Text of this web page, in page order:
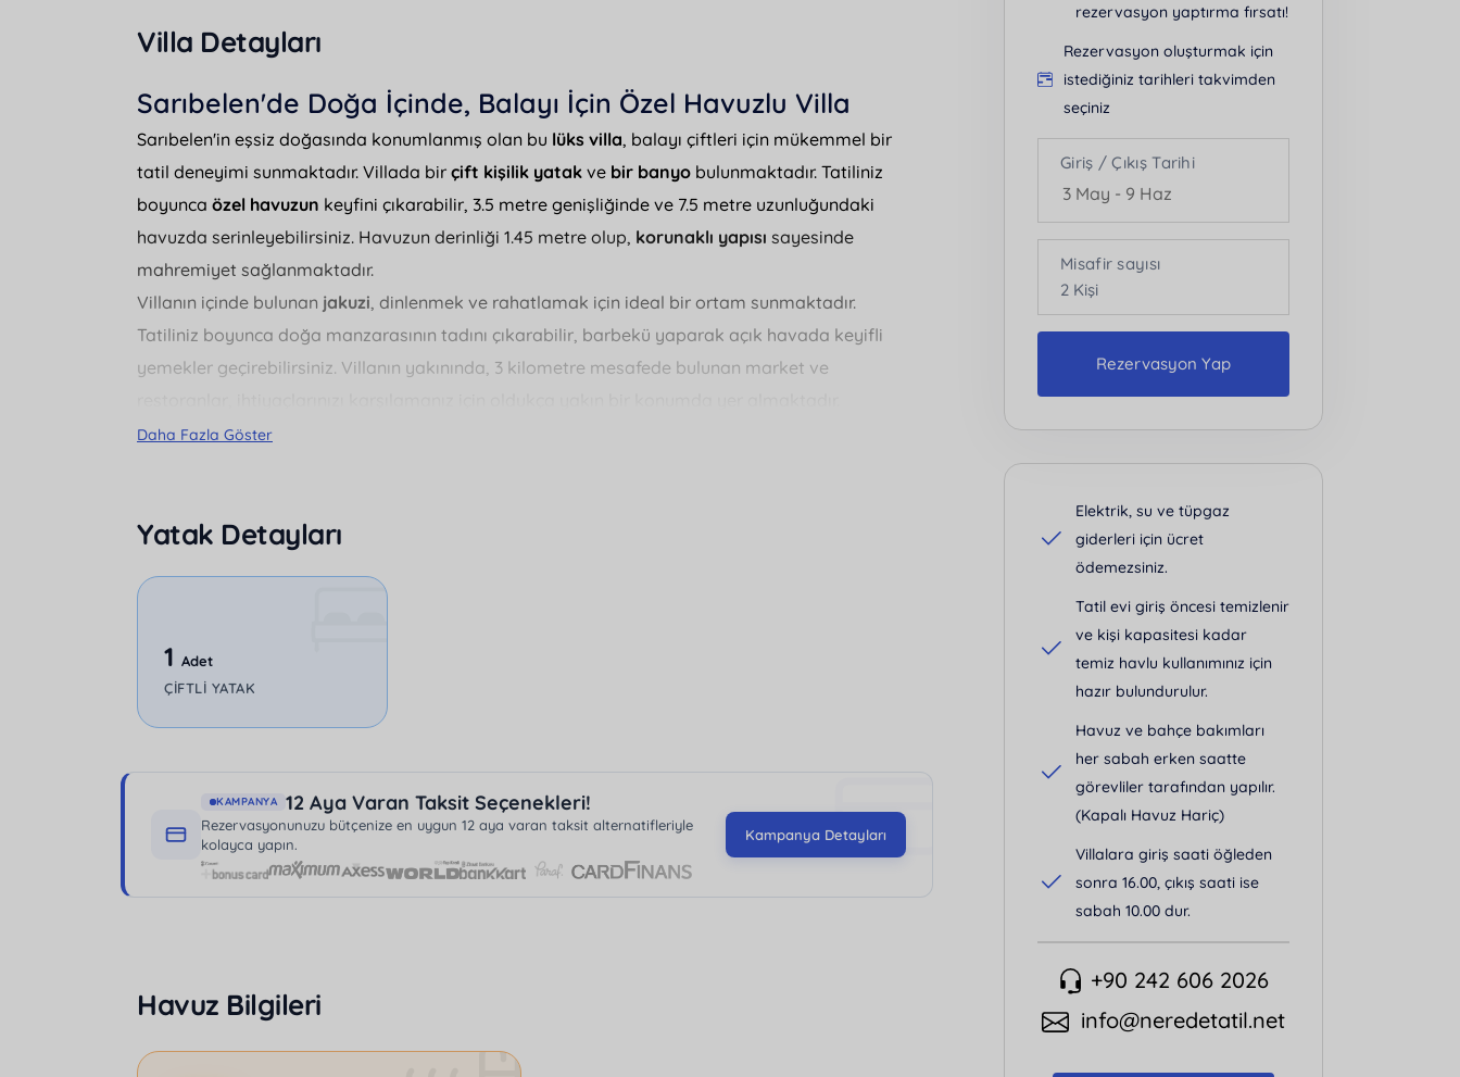
Villa Detayları
Sarıbelen'de Doğa İçinde, Balayı İçin Özel Havuzlu Villa
Sarıbelen'in eşsiz doğasında konumlanmış olan bu lüks villa, balayı çiftleri için mükemmel bir
tatil deneyimi sunmaktadır. Villada bir çift kişilik yatak ve bir banyo bulunmaktadır. Tatiliniz
boyunca özel havuzun keyfini çıkarabilir, 3.5 metre genişliğinde ve 7.5 metre uzunluğundaki
havuzda serinleyebilirsiniz. Havuzun derinliği 1.45 metre olup, korunaklı yapısı sayesinde
mahremiyet sağlanmaktadır.
Villanın içinde bulunan jakuzi , dinlenmek ve rahatlamak için ideal bir ortam sunmaktadır.
Tatiliniz boyunca doğa manzarasının tadını çıkarabilir, barbekü yaparak açık havada keyifli
yemekler geçirebilirsiniz. Villanın yakınında, 3 kilometre mesafede bulunan market ve
Sarıbelen, doğa ile iç içe bir ortamda tatil yapmayı sevenler için harika bir tercih sunar.
güvenle park edebilirsiniz.
isteyenler için mükemmel bir seçenektir. Unutulmaz anılar biriktireceğiniz bu özel villada tatilin
Daha Fazla Göster
Yatak Detayları
1 Adet
ÇIFTLI YATAK
KAMPANYA 12 Aya Varan Taksit Seçenekleri!
Rezervasyonunuzu bütçenize en uygun 12 aya varan taksit alternatifleriyle
kolayca yapın.
Kampanya Detayları
Havuz Bilgileri
rezervasyon yaptırma fırsatı!
Rezervasyon oluşturmak için
istediğiniz tarihleri takvimden
seçiniz
Giriş / Çıkış Tarihi
Misafir sayısı
2 Kişi
Kişi Sayısı
Rezervasyon Yap
Elektrik, su ve tüpgaz
giderleri için ücret
ödemezsiniz.
Tatil evi giriş öncesi temizlenir
ve kişi kapasitesi kadar
temiz havlu kullanımınız için
hazır bulundurulur.
Havuz ve bahçe bakımları
her sabah erken saatte
görevliler tarafından yapılır.
(Kapalı Havuz Hariç)
Villalara giriş saati öğleden
sonra 16.00, çıkış saati ise
sabah 10.00 dur.
+90 242 606 2026
info@neredetatil.net